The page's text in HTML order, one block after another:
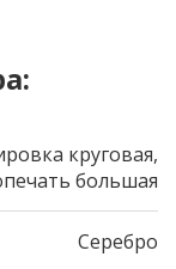
круговая,
большая
Серебро